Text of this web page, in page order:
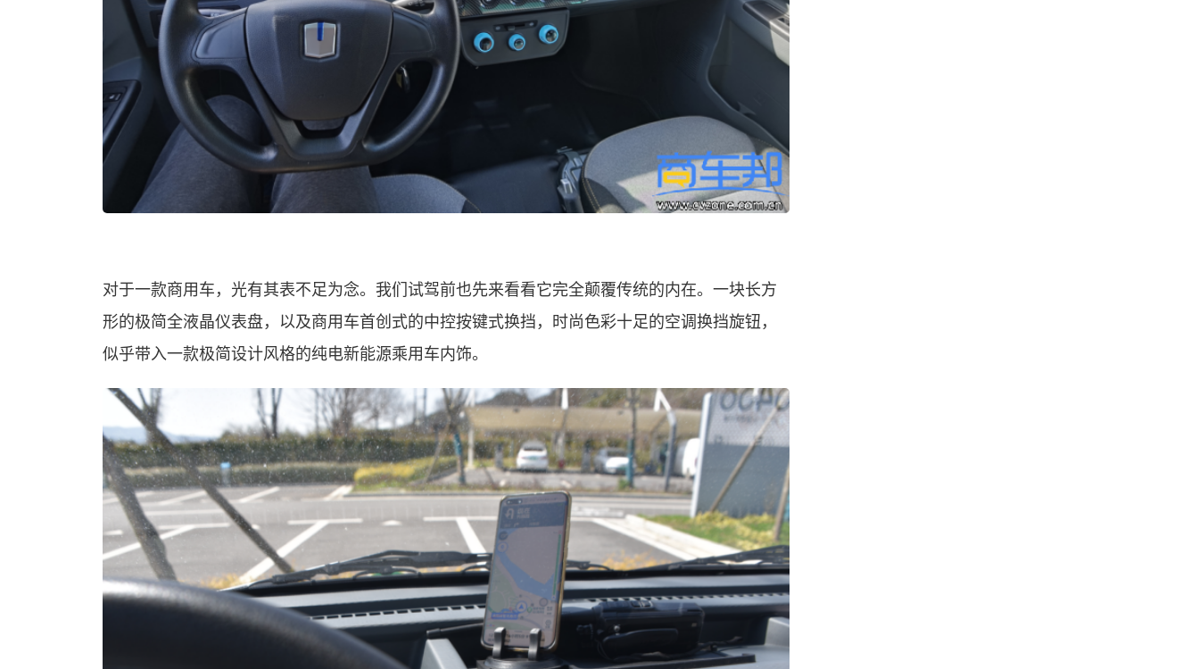
对于一款商用车，光有其表不足为念。我们试驾前也先来看看它完全颠覆传统的内在。一块长方
形的极简全液晶仪表盘，以及商用车首创式的中控按键式换挡，时尚色彩十足的空调换挡旋钮，
似乎带入一款极简设计风格的纯电新能源乘用车内饰。